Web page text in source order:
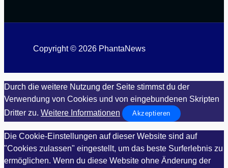
Copyright © 2026 PhantaNews
Durch die weitere Nutzung der Seite stimmst du der
Verwendung von Cookies und von eingebundenen Skripten
Dritter zu. Weitere Informationen Akzeptieren
Die Cookie-Einstellungen auf dieser Website sind auf
"Cookies zulassen" eingestellt, um das beste Surferlebnis zu
ermöglichen. Wenn du diese Website ohne Änderung der